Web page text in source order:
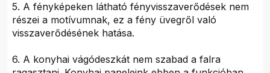
5. A fényképeken látható fényvisszaverődések nem
részei a motívumnak, ez a fény üvegről való
visszaverődésének hatása.
6. A konyhai vágódeszkát nem szabad a falra